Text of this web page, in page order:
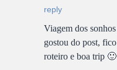
reply
Viagem dos
gostou do post,
roteiro e boa trip 🙂